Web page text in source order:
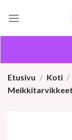
Etusivu / Koti /
Meikkitarvikkeet